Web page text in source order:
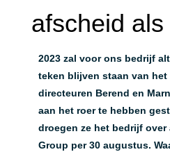
afscheid
2023 zal voor ons bedrijf
teken blijven staan van
directeuren Berend en
aan het roer te hebben
droegen ze het bedrijf
Group per 30 augustus.